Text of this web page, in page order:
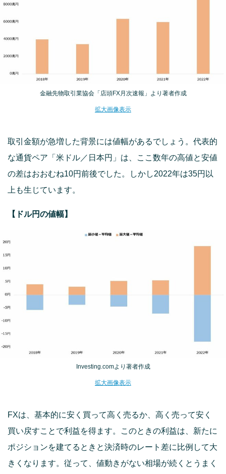
金融先物取引業協会「店頭FX月次速報」より著者作成
拡大画像表示
取引金額が急増した背景には値幅があるでしょう。代表的
な通貨ペア「米ドル／日本円」は、ここ数年の高値と安値
の差はおおむね10円前後でした。しかし2022年は35円以
上も生じています。
【ドル円の値幅】
Investing.comより著者作成
拡大画像表示
FXは、基本的に安く買って高く売るか、高く売って安く
買い戻すことで利益を得ます。このときの利益は、新たに
ポジションを建てるときと決済時のレート差に比例して大
きくなります。従って、値動きがない相場が続くとうまく